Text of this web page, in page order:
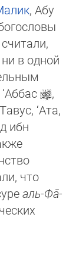
, Абу
в одной
,
‘Ата,
ибн
что
аль-Фа̄­